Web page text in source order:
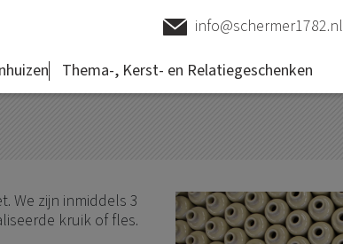
info@schermer1782.nl
Thema-, Kerst- en Relatiegeschenken
We zijn inmiddels 3
kruik of fles.